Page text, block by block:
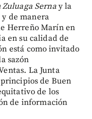
Zuluaga Sernay la
de manera
Herreño Marín en
en su calidad de
está como invitado
sazón
La Junta
de Buen
de los
de información